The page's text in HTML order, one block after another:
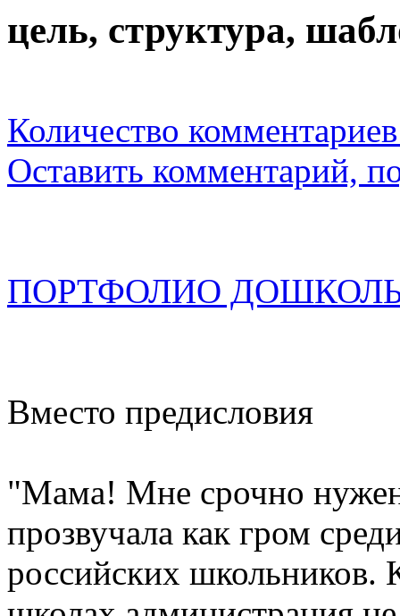
цель, структура,
Количество
Оставить комментарий,
ПОРТФОЛИО
Вместо предисловия
"Мама! Мне срочно
прозвучала как гром
российских школьников.